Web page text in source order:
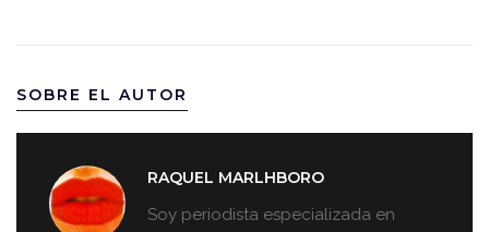
SOBRE EL AUTOR
RAQUEL MARLHBORO
Soy periodista especializada en